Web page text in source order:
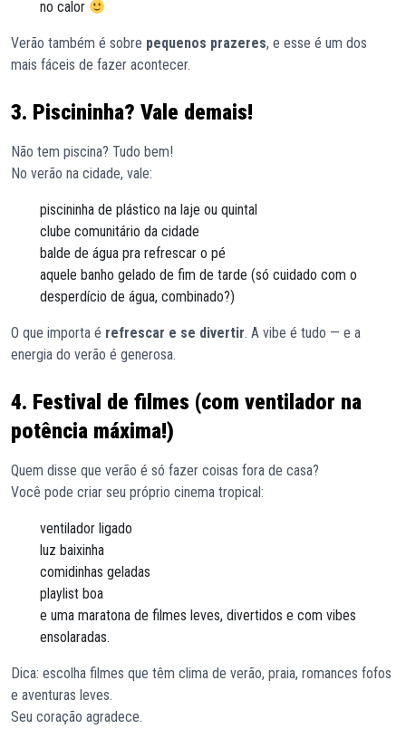
no calor
Verão também é sobre pequenos prazeres, e esse é um dos
mais fáceis de fazer acontecer.
3. Piscininha? Vale demais!
Não tem piscina? Tudo bem!
No verão na cidade, vale:
piscininha de plástico na laje ou quintal
clube comunitário da cidade
balde de água pra refrescar o pé
aquele banho gelado de fim de tarde (só cuidado com o
desperdício de água, combinado?)
O que importa é refrescar e se divertir. A vibe é tudo — e a
energia do verão é generosa.
4. Festival de filmes (com ventilador na
potência máxima!)
Quem disse que verão é só fazer coisas fora de casa?
Você pode criar seu próprio cinema tropical:
ventilador ligado
luz baixinha
comidinhas geladas
playlist boa
e uma maratona de filmes leves, divertidos e com vibes
ensolaradas.
Dica: escolha filmes que têm clima de verão, praia, romances fofos
e aventuras leves.
Seu coração agradece.